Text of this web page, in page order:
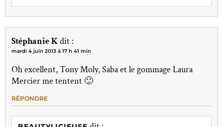
Stéphanie Kdit :
mardi 4 juin 2013 à 17 h 41 min
Oh excellent, Tony Moly, Saba et le gommage Laura
Mercier me tentent 🙂
RÉPONDRE